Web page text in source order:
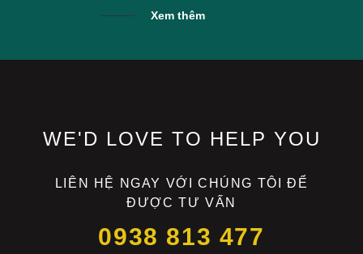
Xem thêm
WE'D LOVE TO HELP YOU
LIÊN HỆ NGAY VỚI CHÚNG TÔI ĐỂ
ĐƯỢC TƯ VẤN
0938 813 477